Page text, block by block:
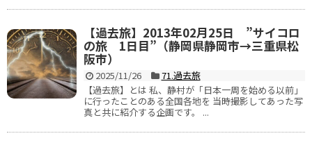
【過去旅】2013年02月25日 ”サイコロ
の旅 1日目”（静岡県静岡市→三重県松
阪市）
2025/11/26
71.過去旅
【過去旅】とは 私、静村が「日本一周を始める以前」
に行ったことのある全国各地を 当時撮影してあった写
真と共に紹介する企画です。 ...